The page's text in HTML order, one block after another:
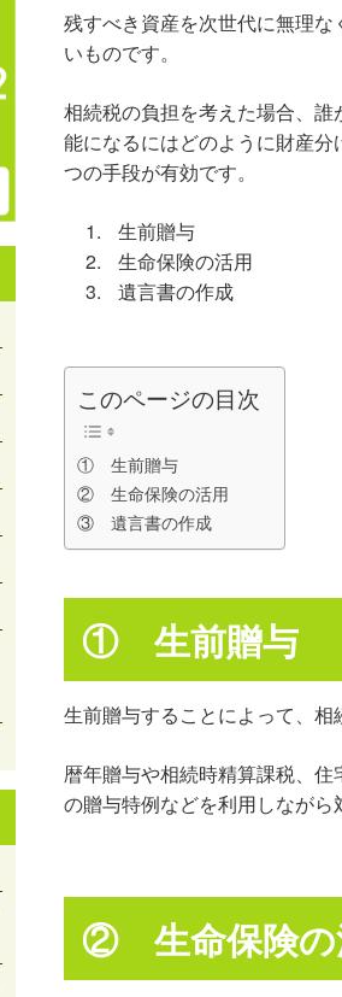
残すべき資産を次世代に無理
いものです。
相続税の負担を考えた場合、
能になるにはどのように財産
つの手段が有効です。
生前贈与
生命保険の活用
遺言書の作成
このページの目次
① 生前贈与
② 生命保険の活用
③ 遺言書の作成
① 生前贈与
生前贈与することによって、相
暦年贈与や相続時精算課税、
の贈与特例などを利用しながら
② 生命保険の